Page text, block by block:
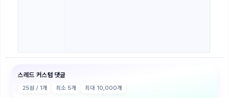
스레드 커스텀 댓글
25원 / 1개 최소 5개 최대 10,000개